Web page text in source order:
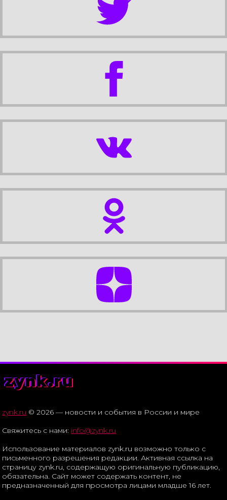
zynk.ru
zynk.ru © 2026 — новости и события в России и мире
Свяжитесь с нами: info@zynk.ru
Использование материалов zynk.ru возможно только с
письменного разрешения редакции. Активная ссылка на
страницу zynk.ru, содержащую оригинальную публикацию,
обязательна. Сайт может содержать контент, не
предназначенный для просмотра лицами младше 16 лет.